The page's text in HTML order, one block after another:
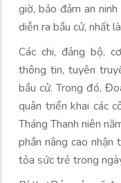
giờ, bảo đảm an
diễn ra bầu cử, nhất
Các chi, đảng bộ,
thông tin, tuyên
bầu cử. Trong đó,
quân triển khai các
Tháng Thanh niên
phần nâng cao nhận
tỏa sức trẻ trong